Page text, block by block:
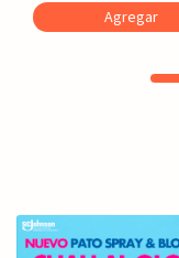
Agregar